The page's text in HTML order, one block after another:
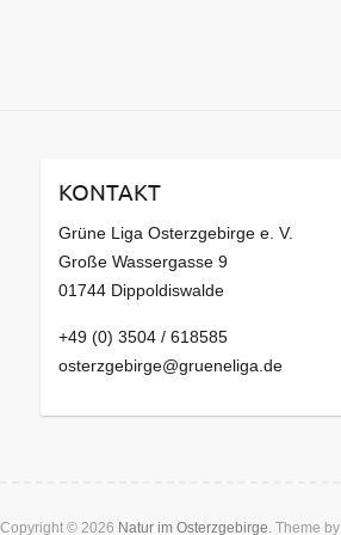
KONTAKT
Grüne Liga Osterzgebirge e. V.
Große Wassergasse 9
01744 Dippoldiswalde
+49 (0) 3504 / 618585
osterzgebirge@grueneliga.de
Copyright © 2026 Natur im Osterzgebirge. Theme by